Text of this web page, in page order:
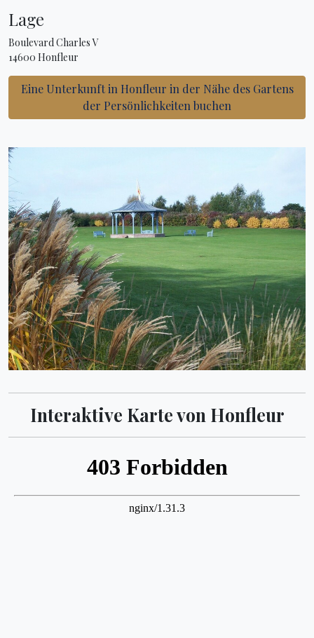
Lage
Boulevard Charles V
14600 Honfleur
Eine Unterkunft in Honfleur in der Nähe des Gartens
der Persönlichkeiten buchen
Interaktive Karte von Honfleur